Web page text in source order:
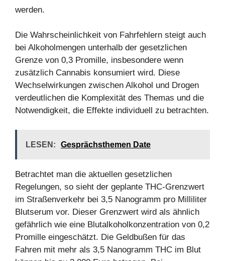
werden.
Die Wahrscheinlichkeit von Fahrfehlern steigt auch
bei Alkoholmengen unterhalb der gesetzlichen
Grenze von 0,3 Promille, insbesondere wenn
zusätzlich Cannabis konsumiert wird. Diese
Wechselwirkungen zwischen Alkohol und Drogen
verdeutlichen die Komplexität des Themas und die
Notwendigkeit, die Effekte individuell zu betrachten.
LESEN: Gesprächsthemen Date
Betrachtet man die aktuellen gesetzlichen
Regelungen, so sieht der geplante THC-Grenzwert
im Straßenverkehr bei 3,5 Nanogramm pro Milliliter
Blutserum vor. Dieser Grenzwert wird als ähnlich
gefährlich wie eine Blutalkoholkonzentration von 0,2
Promille eingeschätzt. Die Geldbußen für das
Fahren mit mehr als 3,5 Nanogramm THC im Blut